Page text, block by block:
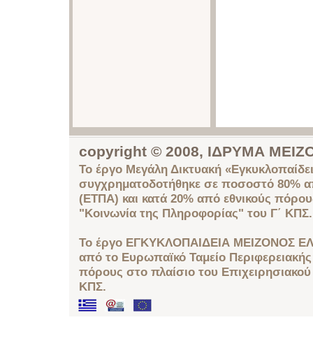
copyright © 2008, ΙΔΡΥΜΑ
Το έργο Μεγάλη Δικτυακή
συγχρηματοδοτήθηκε σε ποσοστό 80%
(ΕΤΠΑ) και κατά 20% από εθνικούς
"Κοινωνία της Πληροφορίας" του Γ΄ ΚΠΣ.
Το έργο ΕΓΚΥΚΛΟΠΑΙΔΕΙΑ ΜΕΙΖΟΝΟΣ
από το Ευρωπαϊκό Ταμείο
πόρους στο πλαίσιο του
ΚΠΣ.